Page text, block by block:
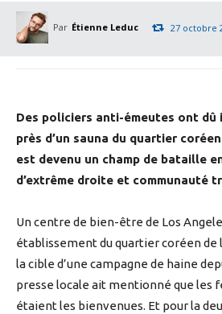
Par Étienne Leduc 27 octobre
Des policiers anti-émeutes ont dû
près d’un sauna du quartier
est devenu un champ de bataille
d’extrême droite et communauté
Un centre de bien-être de Los
établissement du quartier coréen de
la cible d’une campagne de haine
presse locale ait mentionné que les
étaient les bienvenues. Et pour la